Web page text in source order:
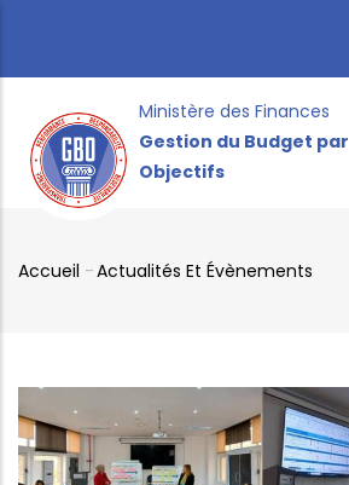
contenu
Ministère des Finances
Gestion du Budget par
Objectifs
Accueil -Actualités Et Évènements